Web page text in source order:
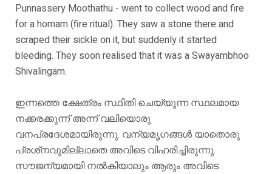
Punnassery Moothathu - went to collect wood and fire
for a homam (fire ritual). They saw a stone there and
scraped their sickle on it, but suddenly it started
bleeding. They soon realised that it was a Swayambhoo
Shivalingam.
ഇന്നത്തെ ക്ഷേത്രം സ്ഥിതി ചെയ്യുന്ന സ്ഥലമായ
നക്കരക്കുന്ന് അന്ന് വലിയൊരു
വനപ്രദേശമായിരുന്നു. വന്യമൃഗങ്ങൾ യാതൊരു
പ്രശ്‌നവുമില്ലാതെ അവിടെ വിഹരിച്ചിരുന്നു.
സൗജന്യമായി നൽകിയാലും ആരും അവിടെ